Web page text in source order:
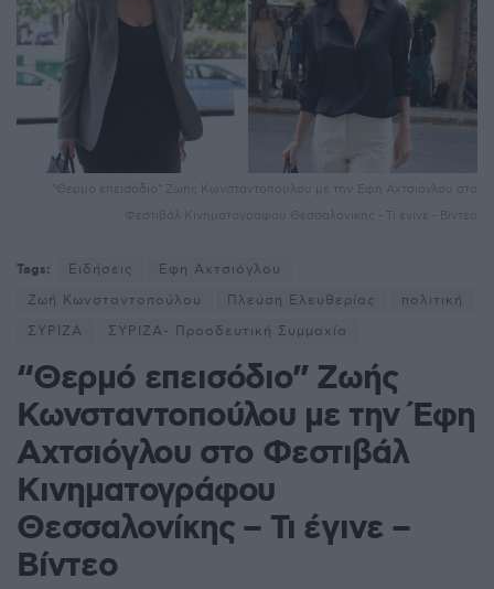
"Θερμό επεισόδιο" Ζωής Κωνσταντοπούλου με την Έφη Αχτσιόγλου στο
Φεστιβάλ Κινηματογράφου Θεσσαλονίκης - Τι έγινε - Βίντεο
Tags: Ειδήσεις
Έφη Αχτσιόγλου
Ζωή Κωνσταντοπούλου
Πλεύση Ελευθερίας
πολιτική
ΣΥΡΙΖΑ
ΣΥΡΙΖΑ- Προοδευτική Συμμαχία
“Θερμό επεισόδιο” Ζωής
Κωνσταντοπούλου με την Έφη
Αχτσιόγλου στο Φεστιβάλ
Κινηματογράφου
Θεσσαλονίκης – Τι έγινε –
Βίντεο